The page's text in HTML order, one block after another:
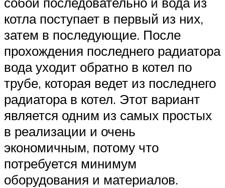
котла поступает в первый из них,
затем в последующие. После
прохождения последнего радиатора
вода уходит обратно в котел по
трубе, которая ведет из последнего
радиатора в котел. Этот вариант
является одним из самых простых
в реализации и очень
экономичным, потому что
потребуется минимум
оборудования и материалов.